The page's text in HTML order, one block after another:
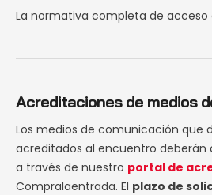
La normativa completa de acceso
Acreditaciones de medios
Los medios de comunicación que
acreditados al encuentro deberán
a través de nuestro portal de
Compralaentrada. El plazo de